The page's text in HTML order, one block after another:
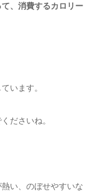
、消費するカロリー
います。
ださいね。
い、のぼせやすいな